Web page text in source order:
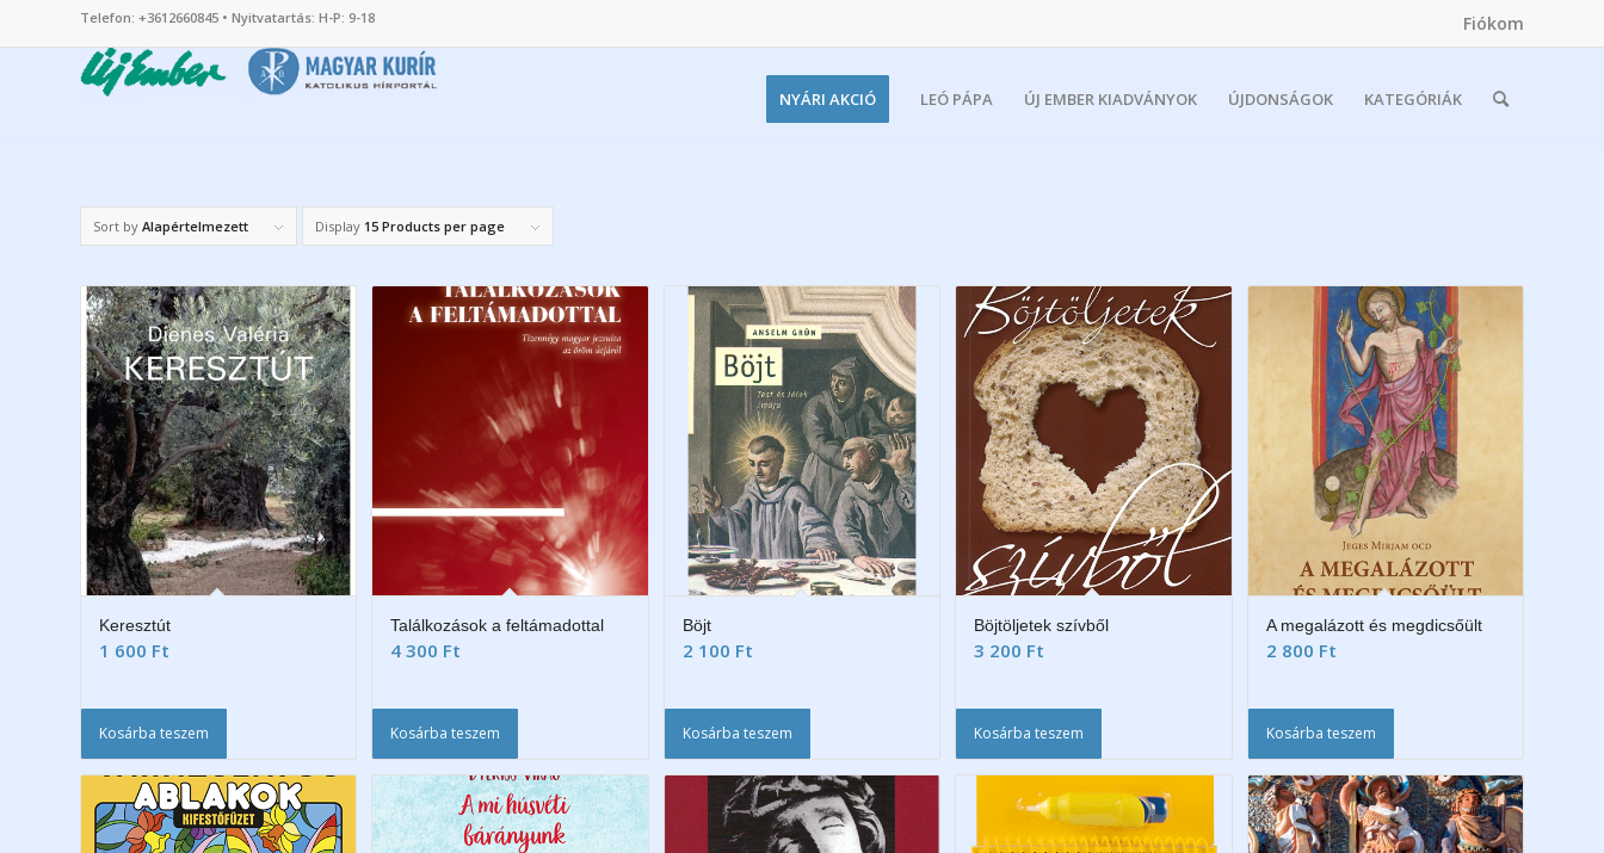
Fiókom
Telefon: +3612660845 • Nyitvatartás: H-P: 9-18
NYÁRI AKCIÓ LEÓ PÁPA ÚJ EMBER KIADVÁNYOK ÚJDONSÁGOK KATEGÓRIÁK
Sort by Alapértelmezett Display 15 Products per page
Keresztút
1 600 Ft
Kosárba teszem
Találkozások a feltámadottal
4 300 Ft
Kosárba teszem
Böjt
2 100 Ft
Kosárba teszem
Böjtöljetek szívből
3 200 Ft
Kosárba teszem
A megalázott és megdicsőült
2 800 Ft
Kosárba teszem